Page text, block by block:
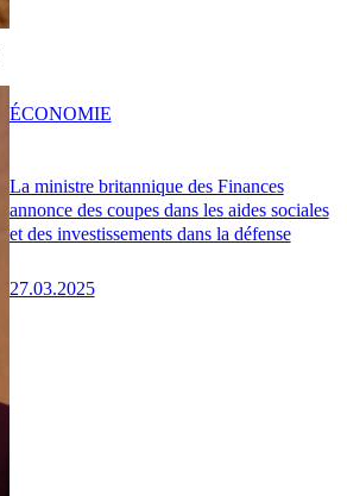
La ministre britannique des Finances
annonce des coupes dans les aides sociales
et des investissements dans la défense
27.03.2025
ÉCONOMIE